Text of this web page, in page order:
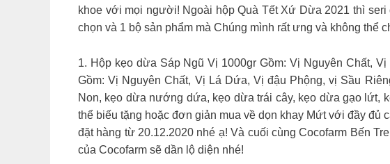
khoe với mọi người! Ngoài hộp Quà Tết Xứ Dừa 2021 thì
chọn và 1 bộ sản phẩm mà Chúng mình rất ưng và không thể
1. Hộp kẹo dừa Sáp Ngũ Vị 1000gr Gồm: Vị Nguyên Chất,
Gồm: Vị Nguyên Chất, Vị Lá Dứa, Vị đậu Phộng, vị Sầu
Non, kẹo dừa nướng dứa, kẹo dừa trái cây, kẹo dừa gạo lứt,
thể biếu tặng hoặc đơn giản mua về dọn khay Mứt với đầy đủ
đặt hàng từ 20.12.2020 nhé ạ! Và cuối cùng Cocofarm Bến
của Cocofarm sẽ dần lộ diện nhé!